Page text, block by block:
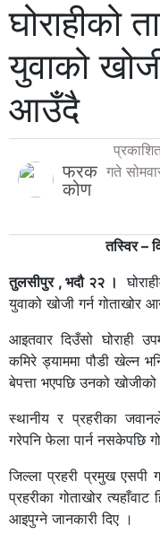
घोराहीको
युवाको
आउँदै
फरक
कोण
गते
तस्विर – विपुल
तुलसीपुर , भदौ २२ ।
युवाको खोजी गर्न गोताखोर
आइतवार दिउँसो घोराही
कमिरे ड्याममा पौडी खेल्न
बेपत्ता भएपछि उनको खोजीको
स्थानीय र प्रहरीका
गरेपनि फेला पार्न नसकेपछि
जिल्ला प्रहरी प्रमुख
प्रहरीका गोताखोर
आइपुग्ने जानकारी दिए ।